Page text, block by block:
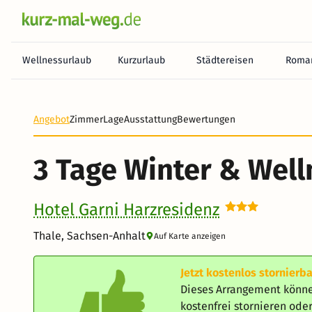
Wellnessurlaub Kurzurlaub Städtereisen
Heute noch keine Zahlung erforderlich! Zahlen Sie
AngebotZimmerLageAusstattungBewertungen
3 Tage Winter &
Hotel Garni Harzresidenz
Thale, Sachsen-Anhalt Auf Karte anzeigen
Jetzt kostenlos
Dieses Arrangement
kostenfrei stornieren